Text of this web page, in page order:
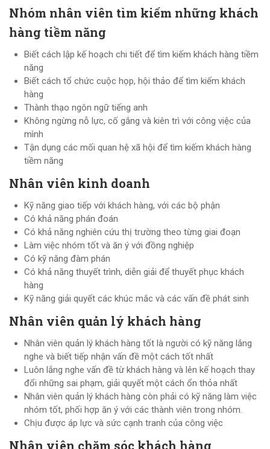
Nhóm nhân viên tìm kiếm những khách
hàng tiềm năng
Biết cách lập kế hoạch chi tiết để tìm kiếm khách hàng tiềm
năng
Biết cách tổ chức cuộc họp, hội thảo để tìm kiếm khách
hàng
Thành thạo ngôn ngữ tiếng anh
Không ngừng nỗ lực, cố gắng và kiên trì với công việc của
mình
Tận dụng các mối quan hệ xã hội để tìm kiếm khách hàng
tiềm năng
Nhân viên kinh doanh
Kỹ năng giao tiếp với khách hàng, với các bộ phận
Có khả năng phán đoán
Có khả năng nghiên cứu thị trường theo từng giai đoạn
Làm việc nhóm tốt và ăn ý với đồng nghiệp
Có kỹ năng đàm phán
Có khả năng thuyết trình, diễn giải để thuyết phục khách
hàng
Kỹ năng giải quyết các khúc mắc và các vấn đề phát sinh
Nhân viên quản lý khách hàng
Nhân viên quản lý khách hàng tốt là người có kỹ năng lắng
nghe và biết tiếp nhận vấn đề một cách tốt nhất
Luôn lắng nghe vấn đề từ khách hàng và lên kế hoạch thay
đổi những sai phạm, giải quyết một cách ổn thỏa nhất
Nhân viên quản lý khách hàng còn phải có kỹ năng làm việc
nhóm tốt, phối hợp ăn ý với các thành viên trong nhóm.
Chịu được áp lực và sức cạnh tranh của công việc
Nhân viên chăm sóc khách hàng